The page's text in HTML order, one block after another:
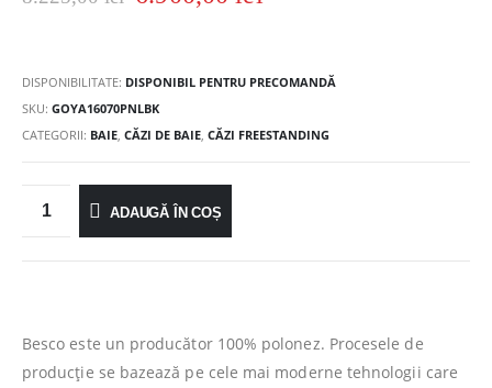
DISPONIBILITATE: DISPONIBIL PENTRU PRECOMANDĂ
SKU: GOYA16070PNLBK
CATEGORII: BAIE, CĂZI DE BAIE, CĂZI FREESTANDING
ADAUGĂ ÎN COȘ
Besco este un producător 100% polonez. Procesele de
producție se bazează pe cele mai moderne tehnologii care